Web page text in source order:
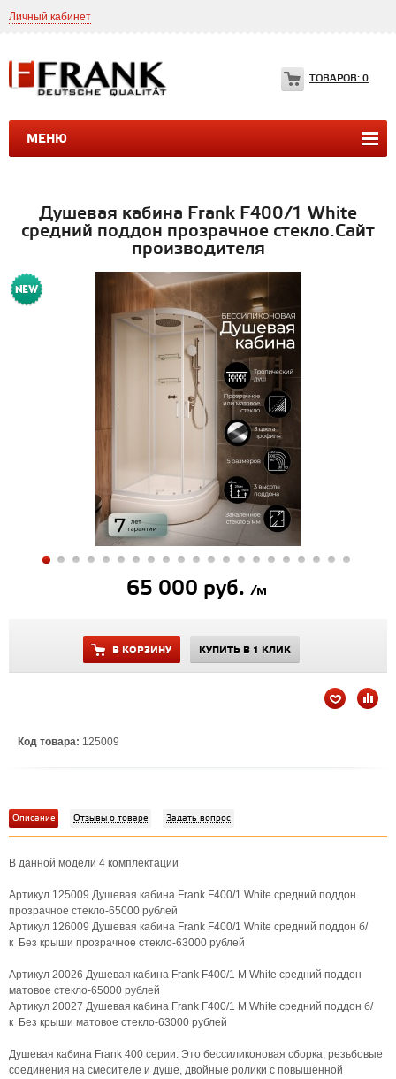
Личный кабинет
МЕНЮ
ТОВАРОВ: 0
ДУШЕВЫЕ КАБИНЫ ВАННЫ
Душевая кабина Frank F400/1 White
средний поддон прозрачное стекло.Сайт
производителя
65 000 руб. /м
В КОРЗИНУ КУПИТЬ В 1 КЛИК
Код товара: 125009
Описание Отзывы о товаре Задать вопрос
В данной модели 4 комплектации
Артикул 125009 Душевая кабина Frank F400/1 White средний поддон
прозрачное стекло-65000 рублей
Артикул 126009 Душевая кабина Frank F400/1 White средний поддон б/
к Без крыши прозрачное стекло-63000 рублей
Артикул 20026 Душевая кабина Frank F400/1 М White средний поддон
матовое стекло-65000 рублей
Артикул 20027 Душевая кабина Frank F400/1 М White средний поддон б/
к Без крыши матовое стекло-63000 рублей
Душевая кабина Frank 400 серии. Это бессиликоновая сборка, резьбовые
соединения на смесителе и душе, двойные ролики с повышенной